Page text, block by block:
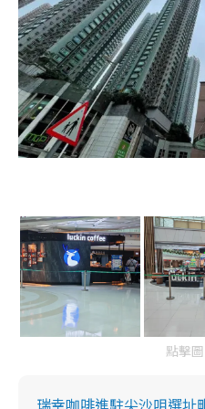
點擊